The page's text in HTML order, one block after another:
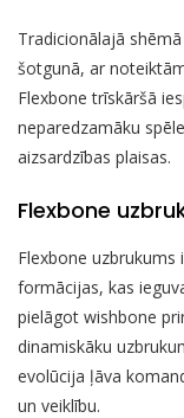
Tradicionālajā
šotgunā, ar
Flexbone trīskāršā
neparedzamāku
aizsardzības plaisas.
Flexbone
Flexbone uzbrukums
formācijas, kas
pielāgot wishbone
dinamiskāku
evolūcija ļāva
un veiklību.